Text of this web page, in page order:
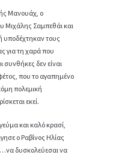
Μανουάχ, ο
Μιχάλης Σαμπεθάι και
υποδέχτηκαν τους
για τη χαρά που
συνθήκες δεν είναι
που το αγαπημένο
πολεμική
εκεί.
και καλό κρασί,
ο Ραβίνος Ηλίας
δυσκολεύεσαι να